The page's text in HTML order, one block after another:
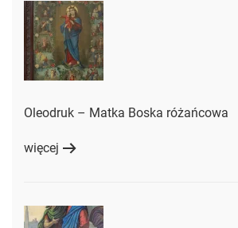
Oleodruk – Matka Boska różańcowa
więcej